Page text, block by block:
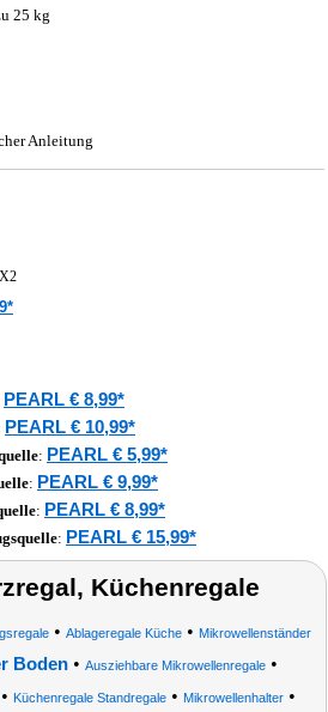
25 kg
Anleitung
PEARL € 8,99*
PEARL € 10,99*
: PEARL € 5,99*
: PEARL € 9,99*
: PEARL € 8,99*
: PEARL € 15,99*
Küchenregale
• Ablageregale Küche • Mikrowellenständer
Boden • Ausziehbare Mikrowellenregale •
Küchenregale Standregale• Mikrowellenhalter•